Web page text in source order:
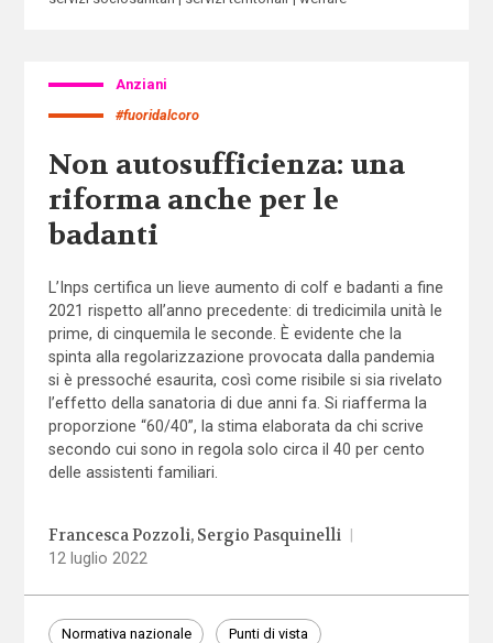
Anziani
#fuoridalcoro
Non autosufficienza: una
riforma anche per le
badanti
L’Inps certifica un lieve aumento di colf e badanti a fine
2021 rispetto all’anno precedente: di tredicimila unità le
prime, di cinquemila le seconde. È evidente che la
spinta alla regolarizzazione provocata dalla pandemia
si è pressoché esaurita, così come risibile si sia rivelato
l’effetto della sanatoria di due anni fa. Si riafferma la
proporzione “60/40”, la stima elaborata da chi scrive
secondo cui sono in regola solo circa il 40 per cento
delle assistenti familiari.
Francesca Pozzoli Sergio Pasquinelli
12 luglio 2022
Normativa nazionale Punti di vista